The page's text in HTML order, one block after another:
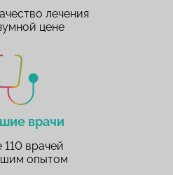
лечения
цене
врачи
110 врачей
опытом